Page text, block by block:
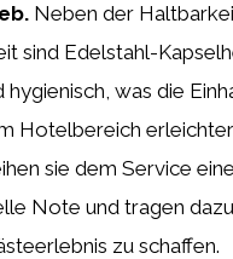
Neben der
sind Edelstahl-
hygienisch, was die
Hotelbereich
sie dem Service eine
Note und tragen
zu schaffen.